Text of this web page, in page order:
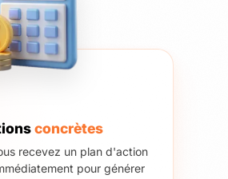
concrètes
recevez un plan d'action
pour générer